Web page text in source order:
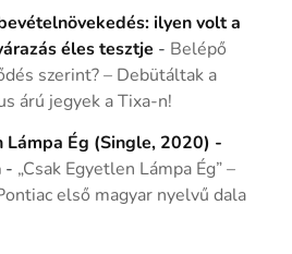
ilyen volt a
éles tesztje - Belépő
szerint? – Debütáltak a
árú jegyek a Tixa-n!
Lámpa Ég (Single, 2020) -
- „Csak Egyetlen Lámpa Ég” –
első magyar nyelvű dala